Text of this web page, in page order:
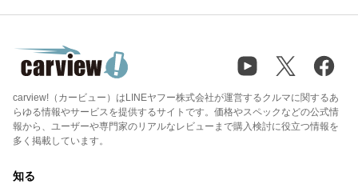
carview!（カービュー）はLINEヤフー株式会社が運営するクルマに関するあ
らゆる情報やサービスを提供するサイトです。価格やスペックなどの公式情
報から、ユーザーや専門家のリアルなレビューまで購入検討に役立つ情報を
多く掲載しています。
知る